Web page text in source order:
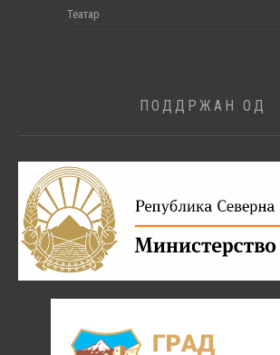
Театар
ПОДДРЖАН ОД